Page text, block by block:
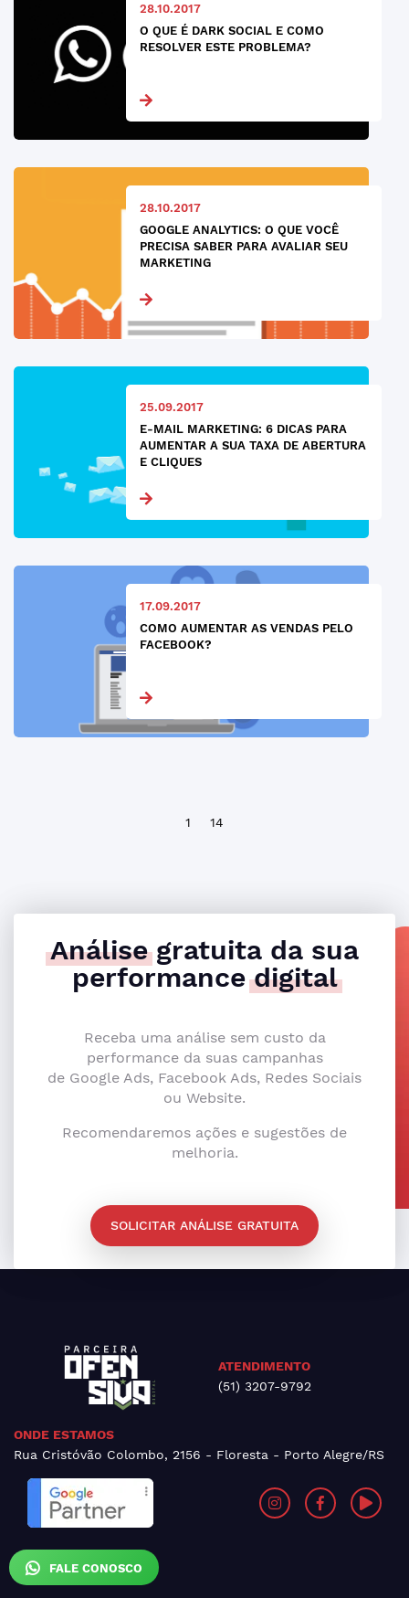
FALE CONOSCO
28.10.2017
O QUE É DARK SOCIAL E COMO
RESOLVER ESTE PROBLEMA?
28.10.2017
GOOGLE ANALYTICS: O QUE VOCÊ
PRECISA SABER PARA AVALIAR SEU
MARKETING
25.09.2017
E-MAIL MARKETING: 6 DICAS PARA
AUMENTAR A SUA TAXA DE ABERTURA
E CLIQUES
17.09.2017
COMO AUMENTAR AS VENDAS PELO
FACEBOOK?
1 14
Análisegratuita da sua
performancedigital
Receba uma análise sem custo da
performance da suas campanhas
de Google Ads, Facebook Ads, Redes Sociais
ou Website.
Recomendaremos ações e sugestões de
melhoria.
SOLICITAR ANÁLISE GRATUITA
ATENDIMENTO
(51) 3207-9792
ONDE ESTAMOS
Rua Cristóvão Colombo, 2156 - Floresta - Porto Alegre/RS